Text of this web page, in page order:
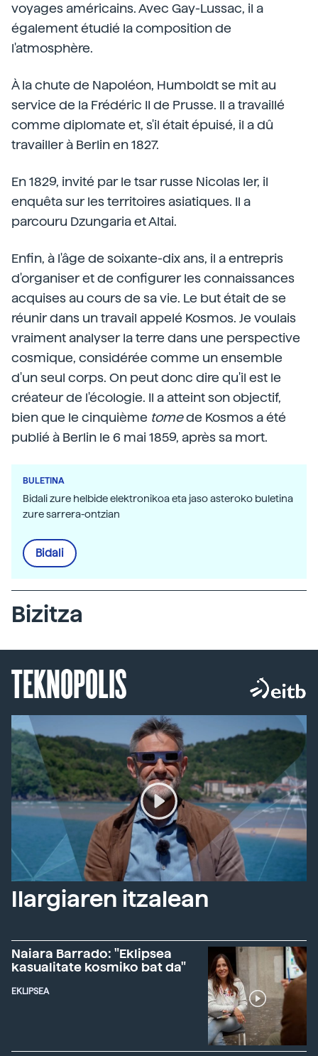
voyages américains. Avec Gay-Lussac, il a
également étudié la composition de
l'atmosphère.
À la chute de Napoléon, Humboldt se mit au
service de la Frédéric II de Prusse. Il a travaillé
comme diplomate et, s'il était épuisé, il a dû
travailler à Berlin en 1827.
En 1829, invité par le tsar russe Nicolas Ier, il
enquêta sur les territoires asiatiques. Il a
parcouru Dzungaria et Altai.
Enfin, à l'âge de soixante-dix ans, il a entrepris
d'organiser et de configurer les connaissances
acquises au cours de sa vie. Le but était de se
réunir dans un travail appelé Kosmos. Je voulais
vraiment analyser la terre dans une perspective
cosmique, considérée comme un ensemble
d'un seul corps. On peut donc dire qu'il est le
créateur de l'écologie. Il a atteint son objectif,
bien que le cinquième tomede Kosmos a été
publié à Berlin le 6 mai 1859, après sa mort.
BULETINA
Bidali zure helbide elektronikoa eta jaso asteroko buletina
zure sarrera-ontzian
Bidali
Bizitza
TEKNOPOLIS
Ilargiaren itzalean
Naiara Barrado: "Eklipsea
kasualitate kosmiko bat da"
EKLIPSEA